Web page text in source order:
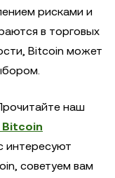
рисками и
в торговых
Bitcoin может
наш
Bitcoin
интересуют
советуем вам